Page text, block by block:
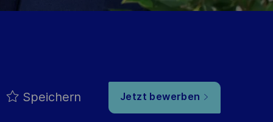
Speichern Jetzt bewerben